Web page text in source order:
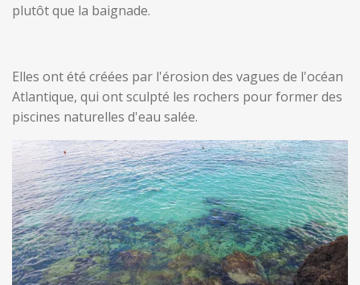
plutôt que la baignade.
Elles ont été créées par l'érosion des vagues de l'océan
Atlantique, qui ont sculpté les rochers pour former des
piscines naturelles d'eau salée.